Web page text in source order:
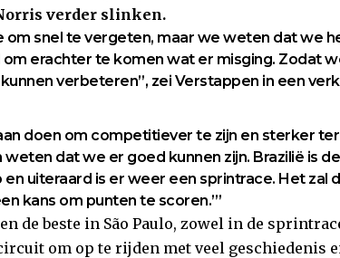
verder slinken.
om snel te vergeten, maar we weten dat we
erachter te komen wat er misging. Zodat
verbeteren”, zei Verstappen in een
doen om competitiever te zijn en sterker
dat we er goed kunnen zijn. Brazilië is
en uiteraard is er weer een sprintrace. Het zal
kans om punten te scoren.”’
de beste in São Paulo, zowel in de
om op te rijden met veel geschiedenis